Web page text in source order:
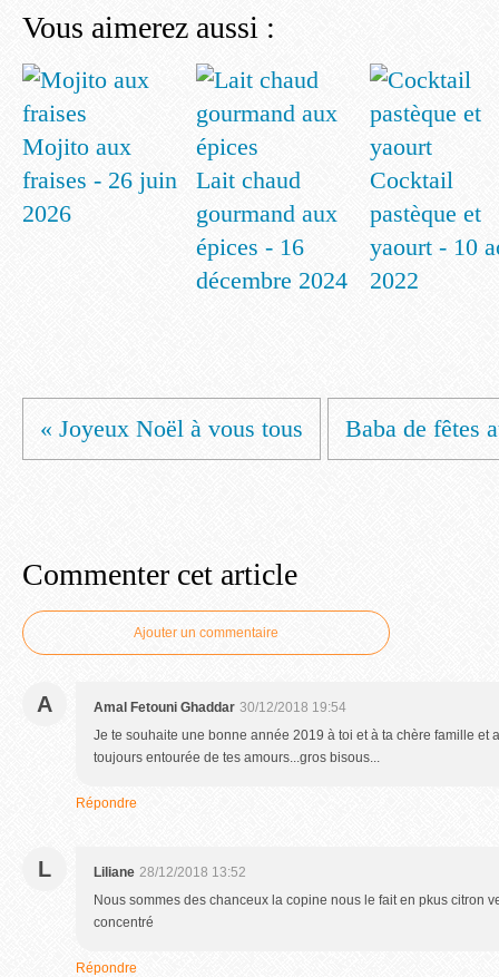
Vous aimerez aussi :
Mojito aux
fraises - 26 juin
2026
Lait chaud
gourmand aux
épices - 16
décembre 2024
Cocktail
pastèque et
yaourt - 10
2022
« Joyeux Noël à vous tous Baba de fêtes
Commenter cet article
Ajouter un commentaire
A Amal Fetouni Ghaddar 30/12/2018 19:54
Je te souhaite une bonne année 2019 à toi et à ta chère famille et
toujours entourée de tes amours...gros bisous...
Répondre
L Liliane 28/12/2018 13:52
Nous sommes des chanceux la copine nous le fait en pkus citron
concentré
Répondre